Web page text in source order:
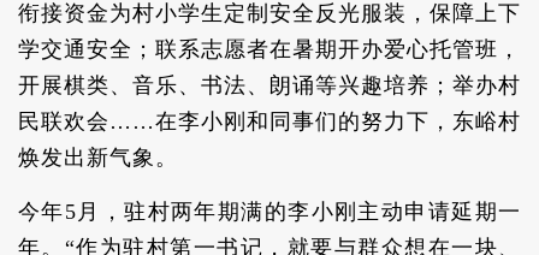
衔接资金为村小学生定制安全反光服装，保障上下
学交通安全；联系志愿者在暑期开办爱心托管班，
开展棋类、音乐、书法、朗诵等兴趣培养；举办村
民联欢会……在李小刚和同事们的努力下，东峪村
焕发出新气象。
今年5月，驻村两年期满的李小刚主动申请延期一
年。“作为驻村第一书记，就要与群众想在一块、